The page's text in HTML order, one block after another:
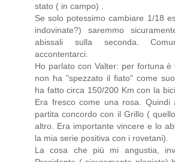
stato ( in campo) .
Se solo potessimo cambiare 1/18
indovinate?) saremmo
abissali sulla seconda.
accontentarci.
Ho parlato con Valter: per fortuna
non ha "spezzato il fiato" come
ha fatto circa 150/200 Km con la
Era fresco come una rosa. Quindi
partita concordo con il Grillo (
altro. Era importante vincere e lo
la mia serie positiva con i rovetani).
La cosa che più mi angustia,